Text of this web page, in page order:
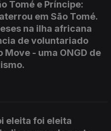
Tomé e Príncipe:
em São Tomé.
na ilha africana
de voluntariado
- uma ONGD de
eleita foi eleita